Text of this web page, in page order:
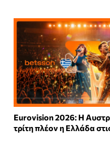
Eurovision 2026: Η
τρίτη πλέον η Ελλάδα